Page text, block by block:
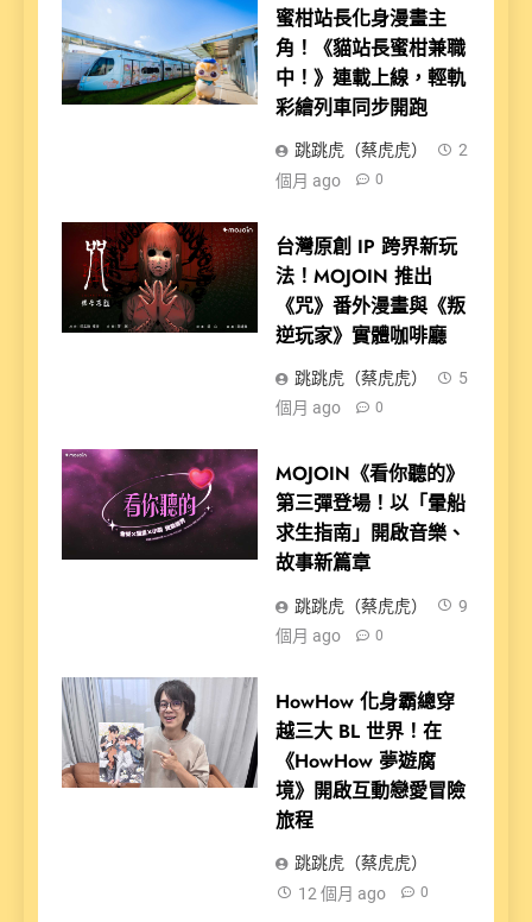
蜜柑站長化身漫畫主
角！《貓站長蜜柑兼職
中！》連載上線，輕軌
彩繪列車同步開跑
跳跳虎（蔡虎虎）
2
個月 ago
0
台灣原創 IP 跨界新玩
法！MOJOIN 推出
《咒》番外漫畫與《叛
逆玩家》實體咖啡廳
跳跳虎（蔡虎虎）
5
個月 ago
0
MOJOIN《看你聽的》
第三彈登場！以「暈船
求生指南」開啟音樂、
故事新篇章
跳跳虎（蔡虎虎）
9
個月 ago
0
HowHow 化身霸總穿
越三大 BL 世界！在
《HowHow 夢遊腐
境》開啟互動戀愛冒險
旅程
跳跳虎（蔡虎虎）
12 個月 ago
0